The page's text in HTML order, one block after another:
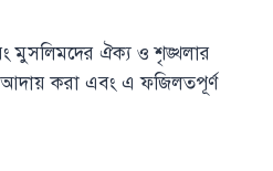
মুসলিমদের ঐক্য ও শৃঙ্খলার
আদায় করা এবং এ ফজিলতপূর্ণ